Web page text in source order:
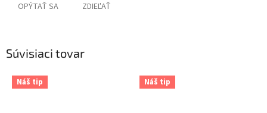
OPÝTAŤ SA ZDIEĽAŤ
Súvisiaci tovar
Náš tip Náš tip